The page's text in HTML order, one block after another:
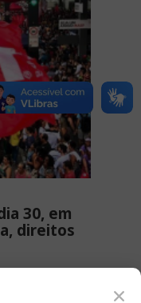
30, em
direitos